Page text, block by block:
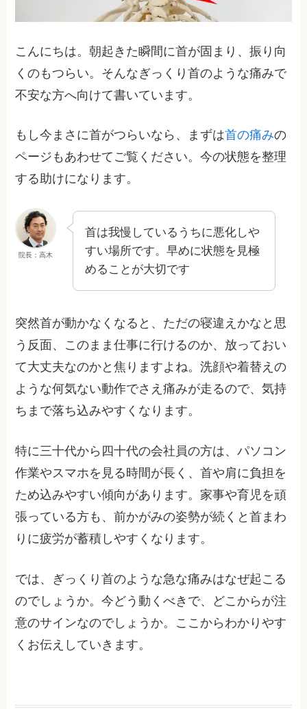
こんにちは。朝起きた瞬間に首が固まり、振り向
くのもつらい。そんなぎっくり首のような痛みで
不安な方へ向けて書いています。
もし今まさに首がつらいなら、まずは首の痛みの
ページもあわせてご覧ください。今の状態を整理
する助けになります。
院長：高木
首は我慢しているうちに悪化しや
すい場所です。早めに状態を見極
めることが大切です
突然首が動かなくなると、ただの寝違えかなと思
う反面、このまま仕事に行けるのか、放っておい
て大丈夫なのかと焦りますよね。洗顔や着替えの
ような何気ない動作でさえ痛みが走るので、気持
ちまで落ち込みやすくなります。
特に三十代から四十代の会社員の方は、パソコン
作業やスマホを見る時間が長く、首や肩に負担を
ため込みやすい傾向があります。家事や育児を頑
張っている方も、前かがみの姿勢が続くと首まわ
りに疲労が蓄積しやすくなります。
では、ぎっくり首のような急な痛みはなぜ起こる
のでしょうか。今どう動くべきで、どこからが注
意のサインなのでしょうか。ここからわかりやす
くお伝えしていきます。